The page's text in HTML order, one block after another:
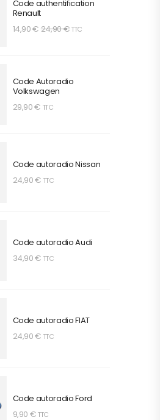
Code authentification
Renault
14,90€24,90€TTC
Code Autoradio
Volkswagen
29,90€ TTC
Code autoradio Nissan
24,90€ TTC
Code autoradio Audi
34,90€ TTC
Code autoradio FIAT
24,90€ TTC
Code autoradio Ford
9,90 € TTC